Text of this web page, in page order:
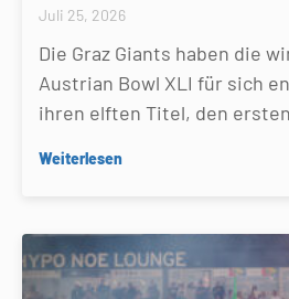
Juli 25, 2026
Die Graz Giants haben die
Austrian Bowl XLI für sich
ihren elften Titel, den ersten
Weiterlesen